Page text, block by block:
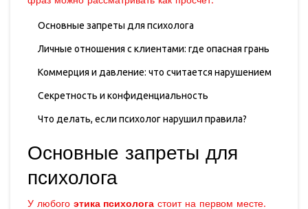
Основные запреты для психолога
Личные отношения с клиентами: где опасная грань
Коммерция и давление: что считается нарушением
Секретность и конфиденциальность
Что делать, если психолог нарушил правила?
Основные запреты для
психолога
У любого этика психолога стоит на первом месте.